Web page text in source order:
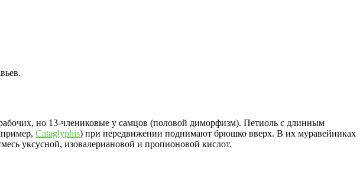
но 13-члениковые у самцов (половой диморфизм). Петиоль с длинным
Cataglyphis) при передвижении поднимают брюшко вверх. В их муравейниках
уксусной, изовалериановой и пропионовой кислот.